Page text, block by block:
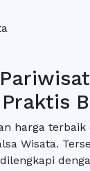
harga
Wisata.